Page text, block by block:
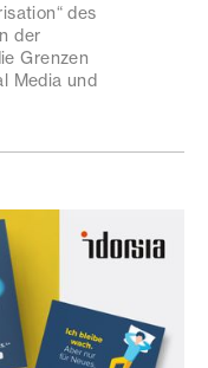
des
der
Grenzen
Media und